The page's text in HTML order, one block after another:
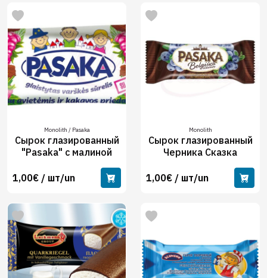
Monolith / Pasaka
Сырок глазированный
"Pasaka" с малиной
1,00€ / шт/un
Monolith
Сырок глазированный
Черника Сказка
1,00€ / шт/un